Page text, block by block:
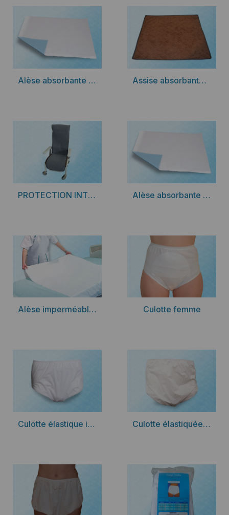
confort et une bonne imperméabilité.
, réutilisable et lavable en
Alèses absorbantes, réutilisables et offrant une
sensation de sec,
Assise absorbante pour fauteuil.
Vous souhaitez disposer de la meilleure offre pour
Découvrir Alèse absorbante Clinidry 2 (450g/m2) Découvrir Assise absorbante pour fauteuil
Découvrir PROTECTION INTÉGRALE POUR FAUTEUIL Découvrir Alèse absorbante pour fauteuil
Découvrir Alèse imperméable transversale pour matelas et matelas anti-escarres Découvrir
Culotte femme
Découvrir Culotte élastique imperméable en PVC ou polyuréthane Découvrir Culotte élastiquée imperméable en PVC film polyuréthane doublure coton